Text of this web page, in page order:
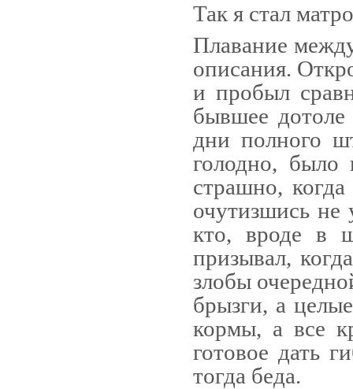
Так я стал
Плавание
описания.
и пробыл
бывшее
дни полного
голодно, было
страшно,
очутизшись не
кто, вроде в
призывал,
злобы
брызги, а
кормы, а все
готовое дать
тогда беда.